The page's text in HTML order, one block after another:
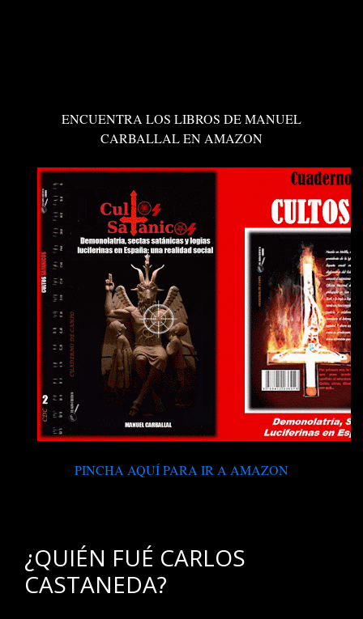
ENCUENTRA LOS LIBROS DE MANUEL
CARBALLAL EN AMAZON
PINCHA AQUÍ PARA IR A AMAZON
¿QUIÉN FUÉ CARLOS
CASTANEDA?